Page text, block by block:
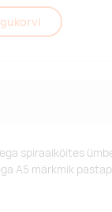
spiraalköites
A5 märkmik